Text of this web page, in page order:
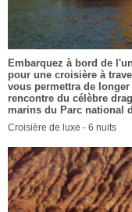
Embarquez à bord de
pour une croisière à
vous permettra de
rencontre du célèbre
marins du Parc national
Croisière de luxe - 6 nuits